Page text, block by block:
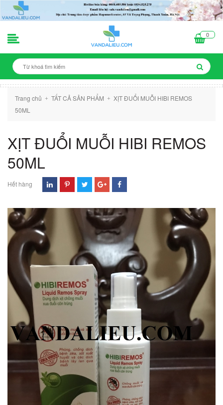
0
Trang chủ + TẤT CẢ SẢN PHẨM + XỊT ĐUỔI MUỖI HIBI REMOS
50ML
XỊT ĐUỔI MUỖI HIBI REMOS
50ML
Hết hàng